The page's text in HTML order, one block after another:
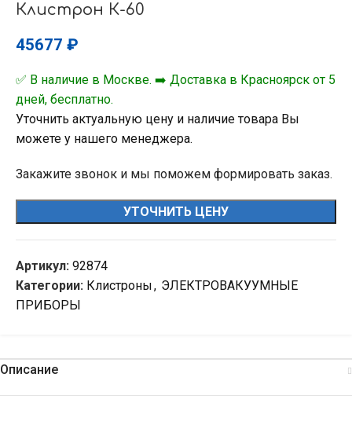
Клистрон К-60
45677 ₽
✅ В наличие в Москве. ➡️ Доставка в Красноярск от 5
дней, бесплатно.
Уточнить актуальную цену и наличие товара Вы
можете у нашего менеджера.
Закажите звонок и мы поможем формировать заказ.
УТОЧНИТЬ ЦЕНУ
Артикул: 92874
Категории: Клистроны, ЭЛЕКТРОВАКУУМНЫЕ
ПРИБОРЫ
Описание